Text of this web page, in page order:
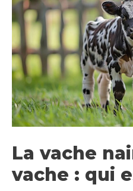
La vache
vache : qui